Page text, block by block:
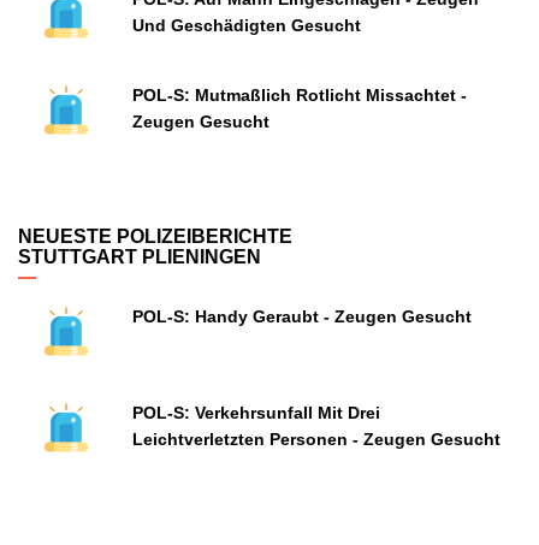
Und Geschädigten Gesucht
POL-S: Mutmaßlich Rotlicht Missachtet -
Zeugen Gesucht
NEUESTE POLIZEIBERICHTE
STUTTGART PLIENINGEN
POL-S: Handy Geraubt - Zeugen Gesucht
POL-S: Verkehrsunfall Mit Drei
Leichtverletzten Personen - Zeugen Gesucht